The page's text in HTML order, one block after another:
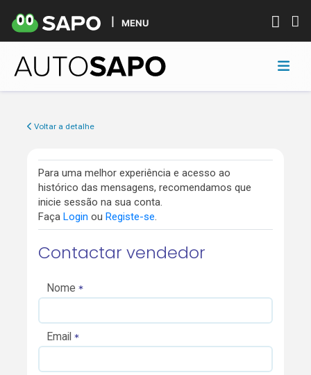
MENU
Voltar a detalhe
Para uma melhor experiência e acesso ao
histórico das mensagens, recomendamos que
inicie sessão na sua conta.
Faça Login ou Registe-se.
Contactar vendedor
Nome
Email